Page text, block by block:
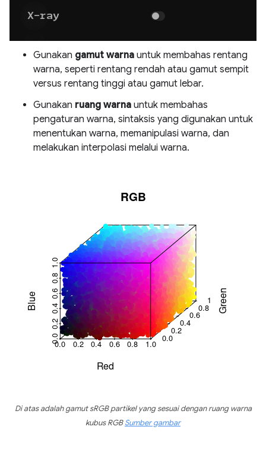
Gunakan gamut warna untuk membahas rentang
warna, seperti rentang rendah atau gamut sempit
versus rentang tinggi atau gamut lebar.
Gunakan ruang warna untuk membahas
pengaturan warna, sintaksis yang digunakan untuk
menentukan warna, memanipulasi warna, dan
melakukan interpolasi melalui warna.
Di atas adalah gamut sRGB partikel yang sesuai dengan ruang warna
kubus RGBSumber gambar